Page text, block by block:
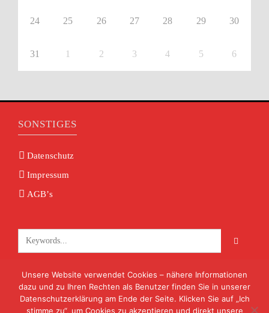
24 25 26 27 28 29 30
31 1 2 3 4 5 6
SONSTIGES
Datenschutz
Impressum
AGB’s
KONTAKT
info@volksmusik-unterfranken.de
Unsere Website verwendet Cookies – nähere Informationen
dazu und zu Ihren Rechten als Benutzer finden Sie in unserer
Datenschutzerklärung am Ende der Seite. Klicken Sie auf „Ich
stimme zu“, um Cookies zu akzeptieren und direkt unsere